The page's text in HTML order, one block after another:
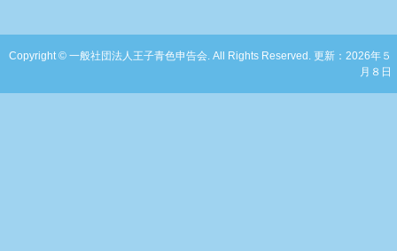
Copyright © 一般社団法人王子青色申告会. All Rights Reserved. 更新：2026年５
月８日